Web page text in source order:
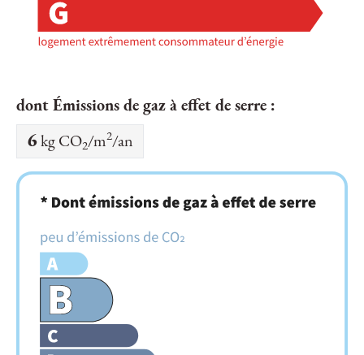
dont Émissions de gaz à effet de serre :
6 kg CO2/m2/an